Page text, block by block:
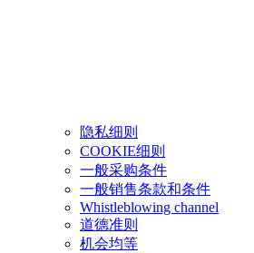
隐私细则
COOKIE细则
一般采购条件
一般销售条款和条件
Whistleblowing channel
道德准则
机会均等